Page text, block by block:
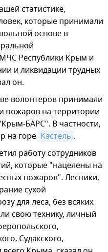
статистике,
которые принимали
основе в
Республики Крым и
и ликвидации трудных
он.
волонтеров принимали
пожаров на территории
БАРС". В частности,
на горе Кастель .
работу сотрудников
которые "нацелены на
пожаров". Лесники,
сухой
для леса, без всяких
свою технику, личный
Судакского,